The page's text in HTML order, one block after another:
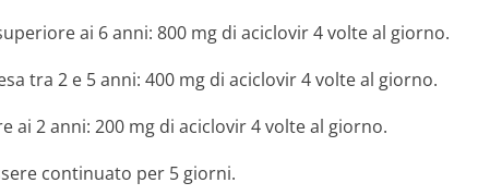
ai 6 anni: 800 mg di aciclovir 4 volte al giorno.
tra 2 e 5 anni: 400 mg di aciclovir 4 volte al giorno.
ai 2 anni: 200 mg di aciclovir 4 volte al giorno.
continuato per 5 giorni.